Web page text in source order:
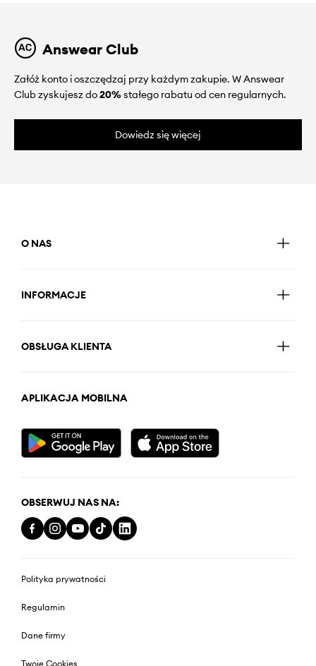
Answear Club
Załóż konto i oszczędzaj przy każdym zakupie. W Answear
Club zyskujesz do20%stałego rabatu od cen regularnych.
Dowiedz się więcej
O NAS
INFORMACJE
OBSŁUGA KLIENTA
APLIKACJA MOBILNA
OBSERWUJ NAS NA:
Polityka prywatności
Regulamin
Dane firmy
Twoje Cookies